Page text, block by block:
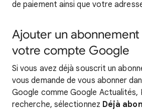
de paiement ainsi que votre
Ajouter un
votre compte Google
Si vous avez déjà souscrit un
vous demande de vous abonner
Google comme Google Actualités,
recherche, sélectionnez Déjà